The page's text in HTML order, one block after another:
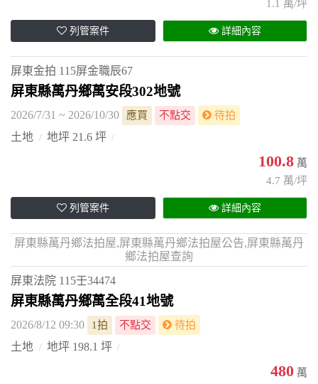
1.1 萬/坪
列管案件 詳細內容
屏東金拍 115屏金職辰67
屏東縣萬丹鄉萬安段302地號
2026/7/31 ~ 2026/10/30 應買 不點交 待拍
土地 地坪 21.6 坪
100.8 萬
4.7 萬/坪
列管案件 詳細內容
屏東縣萬丹鄉法拍屋,屏東縣萬丹鄉法拍屋公告,屏東縣萬丹
鄉法拍屋查詢
屏東法院 115壬34474
屏東縣萬丹鄉萬全段41地號
2026/8/12 09:30 1拍 不點交 待拍
土地 地坪 198.1 坪
480 萬